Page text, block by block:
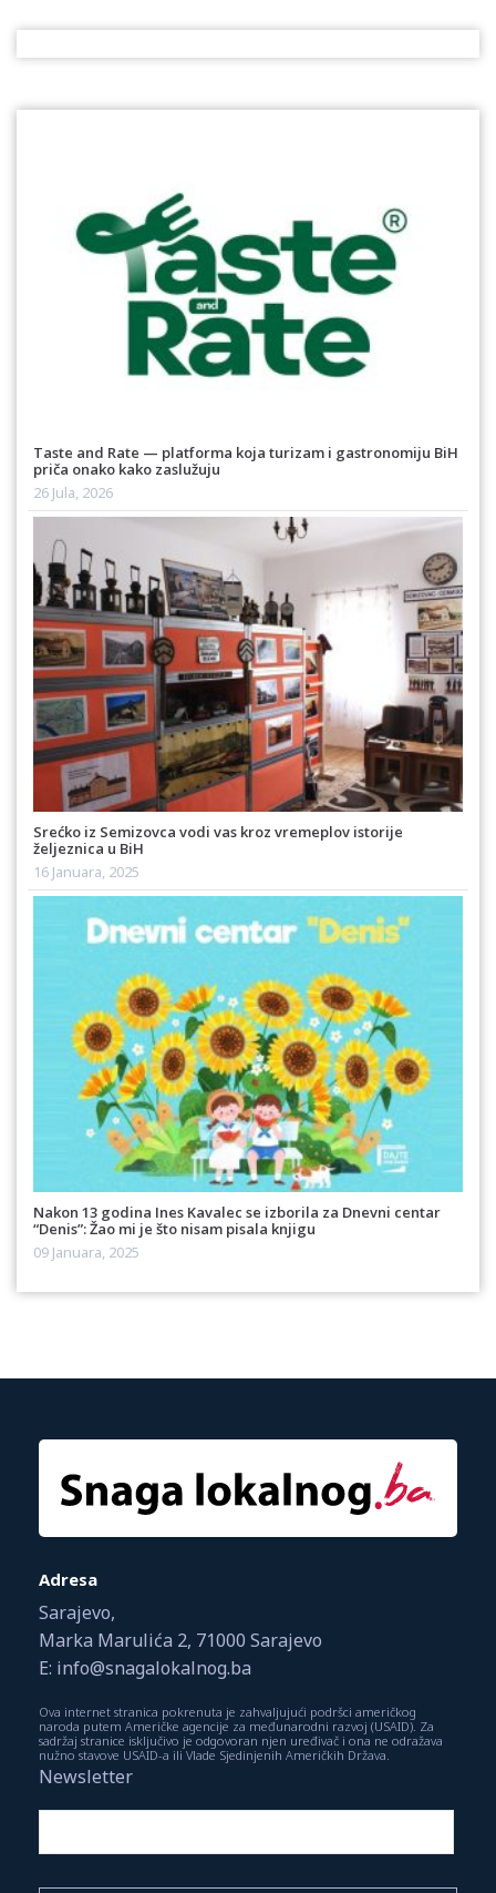
Taste and Rate — platforma koja turizam i gastronomiju BiH
priča onako kako zaslužuju
26 Jula, 2026
Srećko iz Semizovca vodi vas kroz vremeplov istorije
željeznica u BiH
16 Januara, 2025
Nakon 13 godina Ines Kavalec se izborila za Dnevni centar
“Denis”: Žao mi je što nisam pisala knjigu
09 Januara, 2025
Adresa
Sarajevo,
Marka Marulića 2, 71000 Sarajevo
E: info@snagalokalnog.ba
Ova internet stranica pokrenuta je zahvaljujući podršci američkog
naroda putem Američke agencije za međunarodni razvoj (USAID). Za
sadržaj stranice isključivo je odgovoran njen uređivač i ona ne odražava
nužno stavove USAID-a ili Vlade Sjedinjenih Američkih Država.
Newsletter